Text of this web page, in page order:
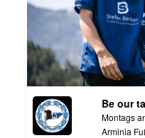
Be our
Montags
Arminia